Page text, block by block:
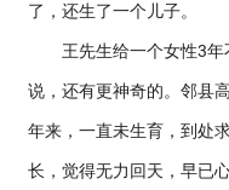
了，还生了一个儿子。
王先生给一个女性3
说，还有更神奇的。邻县
年来，一直未生育，到处
长，觉得无力回天，早已